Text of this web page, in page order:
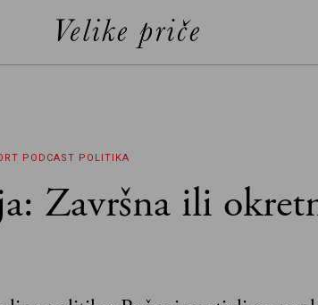
PODCAST POLITIKA
Završna ili